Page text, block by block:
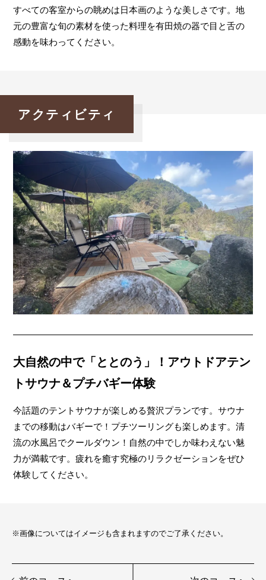
すべての客室からの眺めは日本画のような美しさです。地
元の豊富な旬の素材を使った料理を有田焼の器で目と舌の
感動を味わってください。
アクティビティ
大自然の中で「ととのう」！アウトドアテン
トサウナ＆プチバギー体験
今話題のテントサウナが楽しめる贅沢プランです。サウナ
までの移動はバギーで！プチツーリングも楽しめます。清
流の水風呂でクールダウン！自然の中でしか味わえない魅
力が満載です。疲れを癒す究極のリラクゼーションをぜひ
体験してください。
※画像についてはイメージも含まれますのでご了承ください。